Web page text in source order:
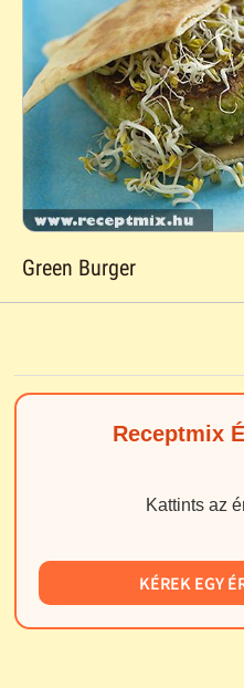
Green Burger
Receptmix
Kattints az
KÉREK EGY